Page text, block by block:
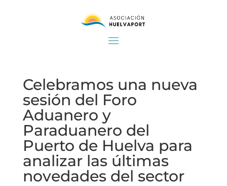
Celebramos una nueva
sesión del Foro
Aduanero y
Paraduanero del
Puerto de Huelva para
analizar las últimas
novedades del sector